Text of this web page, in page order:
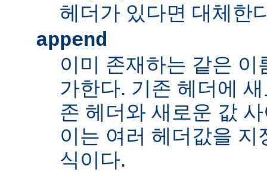
헤더가 있다면 대체한
append
이미 존재하는 같은
가한다. 기존 헤더에
존 헤더와 새로운 값
이는 여러 헤더값을
식이다.